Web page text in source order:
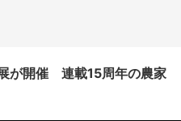
が開催 連載15周年の農家